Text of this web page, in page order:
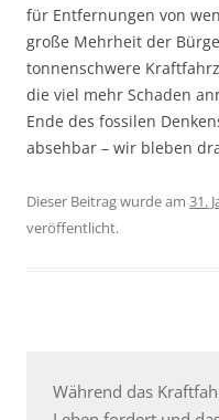
für Entfernungen von
große Mehrheit der
tonnenschwere
die viel mehr Schaden
Ende des fossilen
absehbar – wir bleben
Dieser Beitrag wurde am 31.
veröffentlicht.
Während das